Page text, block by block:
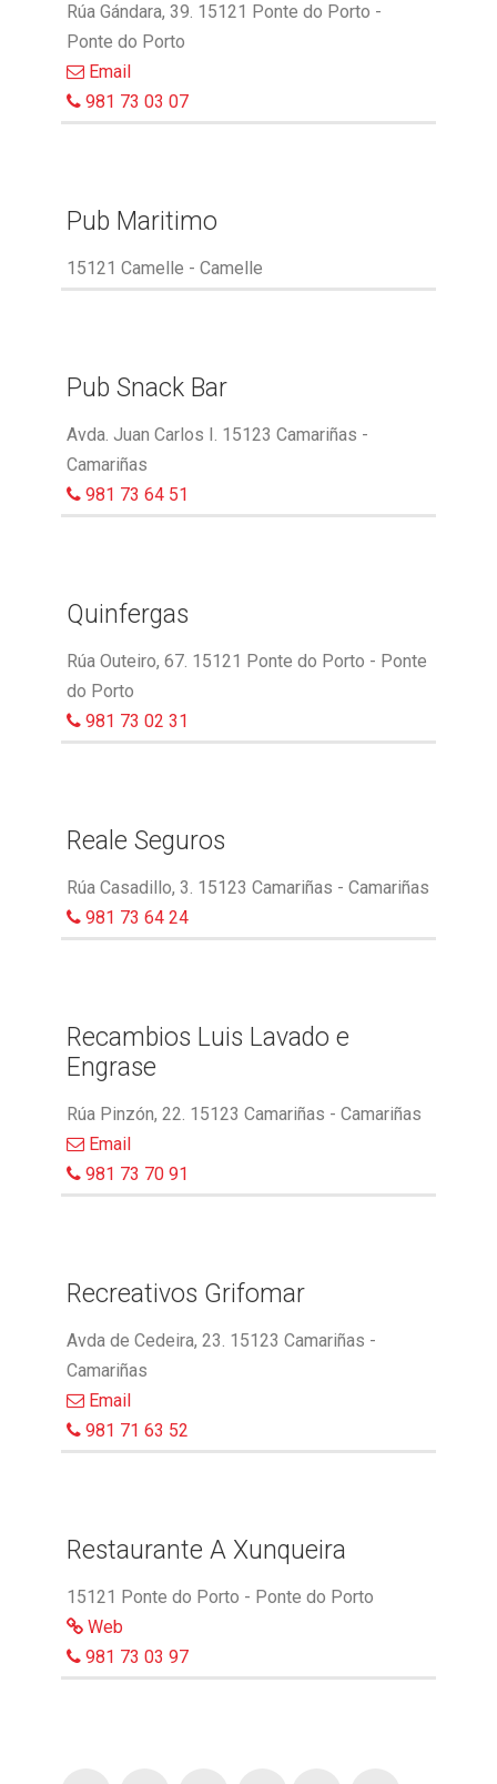
Rúa Gándara, 39. 15121 Ponte do Porto -
Ponte do Porto
Email
981 73 03 07
Pub Maritimo
15121 Camelle - Camelle
Pub Snack Bar
Avda. Juan Carlos I. 15123 Camariñas -
Camariñas
981 73 64 51
Quinfergas
Rúa Outeiro, 67. 15121 Ponte do Porto - Ponte
do Porto
981 73 02 31
Reale Seguros
Rúa Casadillo, 3. 15123 Camariñas - Camariñas
981 73 64 24
Recambios Luis Lavado e
Engrase
Rúa Pinzón, 22. 15123 Camariñas - Camariñas
Email
981 73 70 91
Recreativos Grifomar
Avda de Cedeira, 23. 15123 Camariñas -
Camariñas
Email
981 71 63 52
Restaurante A Xunqueira
15121 Ponte do Porto - Ponte do Porto
Web
981 73 03 97